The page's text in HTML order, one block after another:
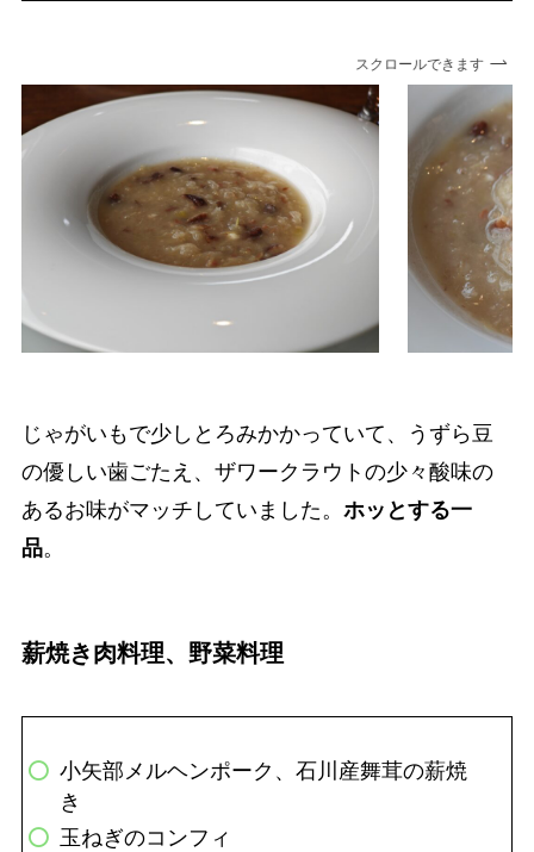
スクロールできます
じゃがいもで少しとろみかかっていて、うずら豆
の優しい歯ごたえ、ザワークラウトの少々酸味の
あるお味がマッチしていました。 ホッとする一
品。
薪焼き肉料理、野菜料理
小矢部メルヘンポーク、石川産舞茸の薪焼
き
玉ねぎのコンフィ